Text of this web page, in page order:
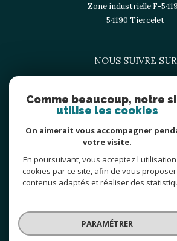
Zone industrielle F-
54190
tiercelet
NOUS SUIVRE SUR
ADHÉRENTS
© 2026 | Tous droits réservés | Traduction
|
Comme beaucoup, notre
utilise les cookies
On aimerait vous accompagner
votre visite.
En poursuivant, vous acceptez
cookies par ce site, afin de vous
contenus adaptés et réaliser des
PARAMÉTRER